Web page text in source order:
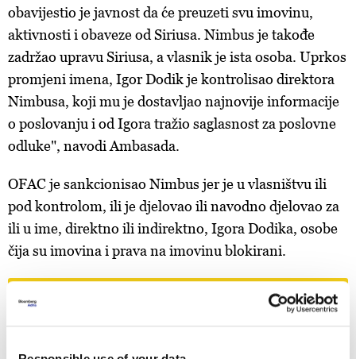
obavijestio je javnost da će preuzeti svu imovinu,
aktivnosti i obaveze od Siriusa. Nimbus je takođe
zadržao upravu Siriusa, a vlasnik je ista osoba. Uprkos
promjeni imena, Igor Dodik je kontrolisao direktora
Nimbusa, koji mu je dostavljao najnovije informacije
o poslovanju i od Igora tražio saglasnost za poslovne
odluke", navodi Ambasada.
OFAC je sankcionisao Nimbus jer je u vlasništvu ili
pod kontrolom, ili je djelovao ili navodno djelovao za
ili u ime, direktno ili indirektno, Igora Dodika, osobe
čija su imovina i prava na imovinu blokirani.
Newsletter
informacijama